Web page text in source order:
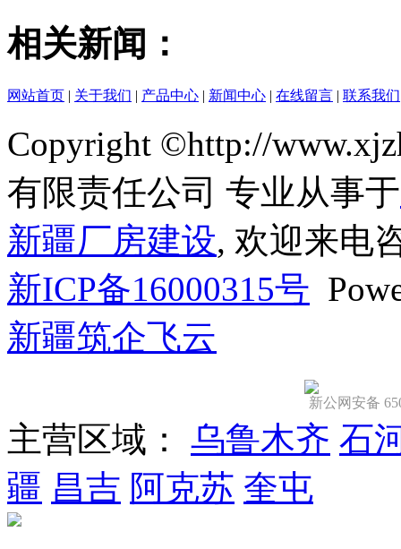
相关新闻：
网站首页 关于我们 产品中心 新闻中心 在线留言 联系我们
Copyright ©http://
有限责任公司 专业从事于
新疆厂房建设, 欢迎来电
新ICP备16000315号
新疆筑企飞云
新公网安备
主营区域： 乌鲁木齐 石
疆 昌吉 阿克苏 奎屯